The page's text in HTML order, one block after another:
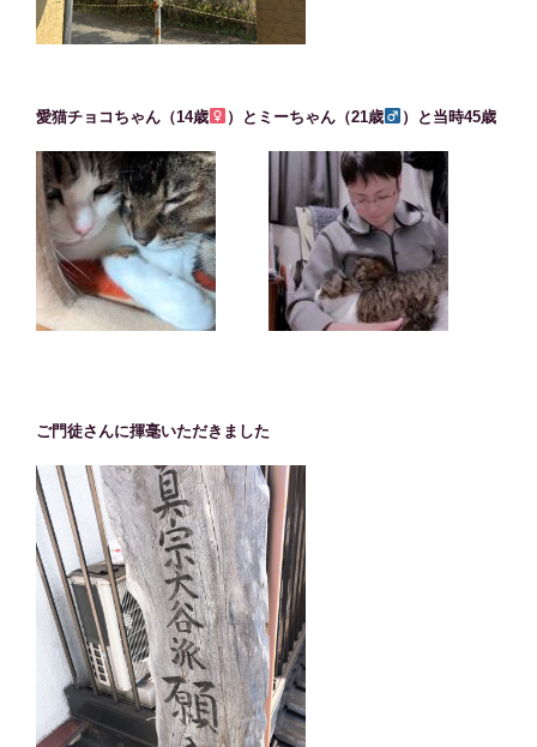
愛猫チョコちゃん（14歳 ）とミーちゃん（21歳 ）と当時45歳
ご門徒さんに揮毫いただきました